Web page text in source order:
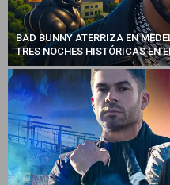
BAD BUNNY ATERRIZA EN
TRES NOCHES HISTÓRICAS EN